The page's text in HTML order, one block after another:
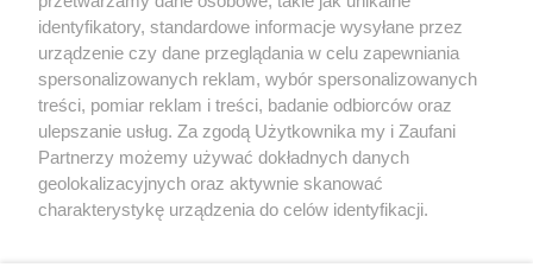
identyfikatory, standardowe informacje wysyłane przez
urządzenie czy dane przeglądania w celu zapewniania
spersonalizowanych reklam, wybór spersonalizowanych
treści, pomiar reklam i treści, badanie odbiorców oraz
ulepszanie usług. Za zgodą Użytkownika my i Zaufani
Partnerzy możemy używać dokładnych danych
geolokalizacyjnych oraz aktywnie skanować
charakterystykę urządzenia do celów identyfikacji.